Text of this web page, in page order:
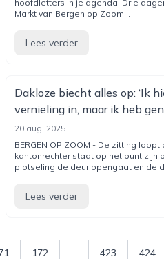
hoofdletters in je agenda! Drie
Markt van Bergen op Zoom...
Lees verder
Dakloze biecht alles op: ‘Ik
vernieling in, maar ik heb
20 aug. 2025
BERGEN OP ZOOM - De zitting
kantonrechter staat op het punt zijn
plotseling de deur opengaat en de
Lees verder
172 ... 423 424